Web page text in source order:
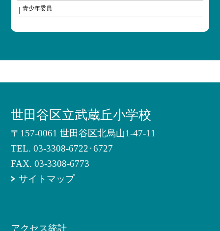
青少年委員
世田谷区立武蔵丘小学校
〒157-0061 世田谷区北烏山1-47-11
TEL.03-3308-6722･6727
FAX. 03-3308-6773
サイトマップ
アクセス統計